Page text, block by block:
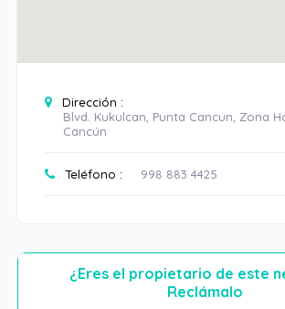
Dirección :
Blvd. Kukulcan, Punta Cancun, Zona
Cancún
Teléfono : 998 883 4425
¿Eres el propietario de este
Reclámalo